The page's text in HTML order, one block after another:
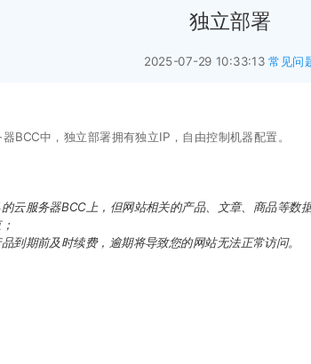
独立部署
2025-07-29 10:33:13常见问
BCC中，独立部署拥有独立IP，自由控制机器配置。
云服务器BCC上，但网站相关的产品、文章、商品等
到期前及时续费，逾期将导致您的网站无法正常访问。